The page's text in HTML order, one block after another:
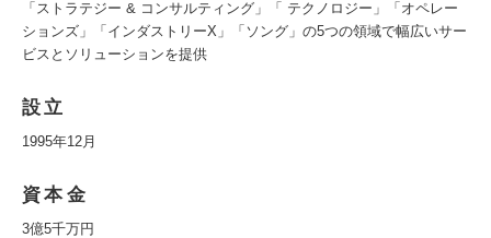
「ストラテジー & コンサルティング」「 テクノロジー」「オペレー
ションズ」「インダストリーX」「ソング」の5つの領域で幅広いサー
ビスとソリューションを提供
設立
1995年12月
資本金
3億5千万円